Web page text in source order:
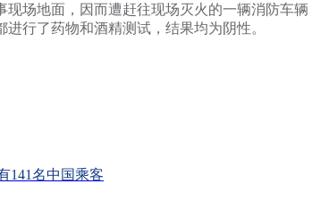
现场地面，因而遭赶往现场灭火的一辆消防车辆
行了药物和酒精测试，结果均为阴性。
141名中国乘客